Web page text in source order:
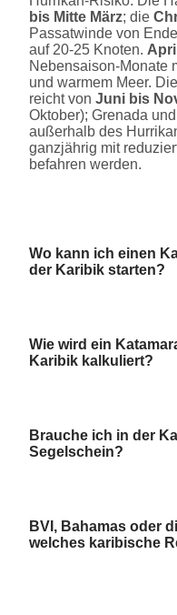
bis Mitte März; die
Passatwinde von
auf 20-25 Knoten.
Nebensaison-Monate
und warmem Meer.
reicht von Juni bis
Oktober); Grenada
außerhalb des
ganzjährig mit
befahren werden.
Wo kann ich einen
der Karibik starten?
Wie wird ein
Karibik kalkuliert?
Brauche ich in der
Segelschein?
BVI, Bahamas oder
welches karibische